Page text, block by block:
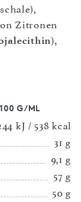
Zitronen
),
G/ML
kJ / 538 kcal
31 g
9,1 g
57 g
50 g